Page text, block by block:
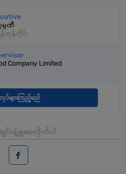
မ္ပဏီ
န်ကုန်တိုင်း
Company Limited
ပ်များကြည့်မည်
င်းနဲ့မျှဝေလိုက်ပါ